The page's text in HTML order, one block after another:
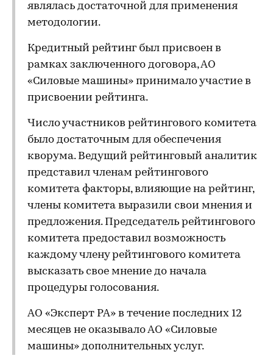
являлась достаточной для применения
методологии.
Кредитный рейтинг был присвоен в
рамках заключенного договора, АО
«Силовые машины» принимало участие в
присвоении рейтинга.
Число участников рейтингового комитета
было достаточным для обеспечения
кворума. Ведущий рейтинговый аналитик
представил членам рейтингового
комитета факторы, влияющие на рейтинг,
члены комитета выразили свои мнения и
предложения. Председатель рейтингового
комитета предоставил возможность
каждому члену рейтингового комитета
высказать свое мнение до начала
процедуры голосования.
АО «Эксперт РА» в течение последних 12
месяцев не оказывало АО «Силовые
машины» дополнительных услуг.